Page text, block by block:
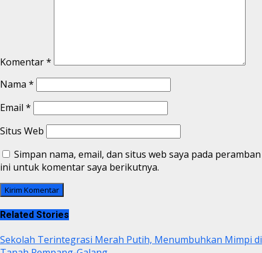
Komentar*
Nama *
Email *
Situs Web
Simpan nama, email, dan situs web saya pada peramban
ini untuk komentar saya berikutnya.
Related Stories
Sekolah Terintegrasi Merah Putih, Menumbuhkan Mimpi di